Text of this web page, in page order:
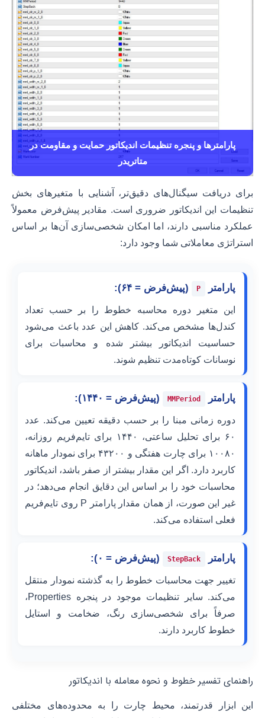
پارامترها و پنجره تنظیمات اندیکاتور حمایت و مقاومت در
متاتریدر
برای دریافت سیگنال‌های دقیق‌تر، آشنایی با متغیرهای بخش
تنظیمات این اندیکاتور ضروری است. مقادیر پیش‌فرض معمولاً
عملکرد مناسبی دارند، اما امکان شخصی‌سازی آن‌ها بر اساس
استراتژی معاملاتی شما وجود دارد:
پارامتر P (پیش‌فرض = ۶۴):
این متغیر دوره محاسبه خطوط را بر حسب تعداد
کندل‌ها مشخص می‌کند. کاهش این عدد باعث می‌شود
حساسیت اندیکاتور بیشتر شده و محاسبات برای
نوسانات کوتاه‌مدت تنظیم شوند.
پارامتر MMPeriod (پیش‌فرض = ۱۴۴۰):
دوره زمانی مبنا را بر حسب دقیقه تعیین می‌کند. عدد
۶۰ برای تحلیل ساعتی، ۱۴۴۰ برای تایم‌فریم روزانه،
۱۰۰۸۰ برای چارت هفتگی و ۴۳۲۰۰ برای نمودار ماهانه
کاربرد دارد. اگر این مقدار بیشتر از صفر باشد، اندیکاتور
محاسبات خود را بر اساس این دقایق انجام می‌دهد؛ در
غیر این صورت، از همان مقدار پارامتر P روی تایم‌فریم
فعلی استفاده می‌کند.
پارامتر StepBack (پیش‌فرض = ۰):
تغییر جهت محاسبات خطوط را به گذشته نمودار منتقل
می‌کند. سایر تنظیمات موجود در پنجره Properties،
صرفاً برای شخصی‌سازی رنگ، ضخامت و استایل
خطوط کاربرد دارند.
راهنمای تفسیر خطوط و نحوه معامله با اندیکاتور
این ابزار قدرتمند، محیط چارت را به محدوده‌های مختلفی